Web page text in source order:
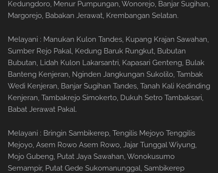
Kedungdoro, Menur Pumpungan, Wonorejo, Banjar Sugihan,
Margorejo, Babakan Jerawat, Krembangan Selatan.
Melayani : Manukan Kulon Tandes, Kupang Krajan Sawahan,
Sumber Rejo Pakal, Kedung Baruk Rungkut, Bubutan
Bubutan, Lidah Kulon Lakarsantri, Kapasari Genteng, Bulak
Banteng Kenjeran, Nginden Jangkungan Sukolilo, Tambak
Wedi Kenjeran, Banjar Sugihan Tandes, Tanah Kali Kedinding
Kenjeran, Tambakrejo Simokerto, Dukuh Setro Tambaksari,
Babat Jerawat Pakal.
Melayani : Bringin Sambikerep, Tengilis Mejoyo Tenggilis
Mejoyo, Asem Rowo Asem Rowo, Jajar Tunggal Wiyung,
Mojo Gubeng, Putat Jaya Sawahan, Wonokusumo
Semampir, Putat Gede Sukomanunggal, Sambikerep